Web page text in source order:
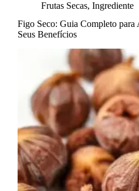
Frutas Secas, Ingrediente
Figo Seco: Guia Completo para
Seus Benefícios